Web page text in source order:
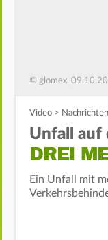
© glomex,
Video > Nachrichten
Unfall auf
DREI
Ein Unfall mit